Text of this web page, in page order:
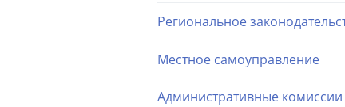
Региональное
Местное самоуправление
Административные комиссии